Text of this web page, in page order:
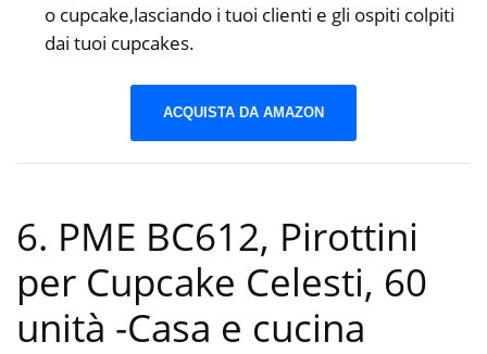
o cupcake,lasciando i tuoi clienti e gli ospiti colpiti
dai tuoi cupcakes.
ACQUISTA DA AMAZON
6. PME BC612, Pirottini
per Cupcake Celesti, 60
unità -Casa e cucina